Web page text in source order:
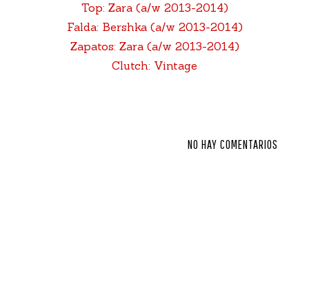
Top: Zara (a/w 2013-2014)
Falda: Bershka (a/w 2013-2014)
Zapatos: Zara (a/w 2013-2014)
Clutch: Vintage
NO HAY COMENTARIOS